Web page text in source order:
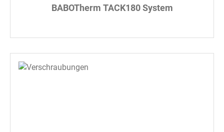
BABOTherm TACK180 System